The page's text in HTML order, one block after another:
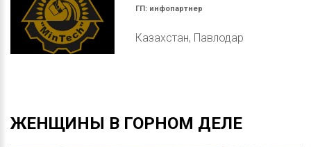
ГП: инфопартнер
Казахстан, Павлодар
ЖЕНЩИНЫ В ГОРНОМ ДЕЛЕ